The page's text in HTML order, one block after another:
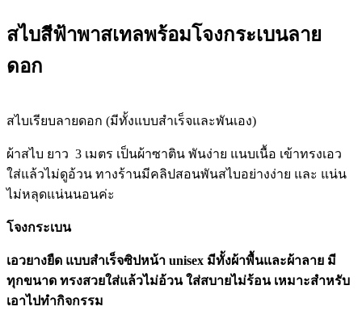
สไบสีฟ้าพาสเทลพร้อมโจงกระเบนลาย
ดอก
สไบเรียบลายดอก (มีทั้งแบบสำเร็จและพันเอง)
ผ้าสไบ ยาว 3 เมตร เป็นผ้าซาติน พันง่าย แนบเนื้อ เข้าทรงเอว
ใส่แล้วไม่ดูอ้วน ทางร้านมีคลิปสอนพันสไบอย่างง่าย และ แน่น
ไม่หลุดแน่นนอนค่ะ
โจงกระเบน
เอวยางยืด แบบสำเร็จซิปหน้า unisex มีทั้งผ้าพื้นและผ้าลาย มี
ทุกขนาด ทรงสวยใส่แล้วไม่อ้วน ใส่สบายไม่ร้อน เหมาะสำหรับ
เอาไปทำกิจกรรม